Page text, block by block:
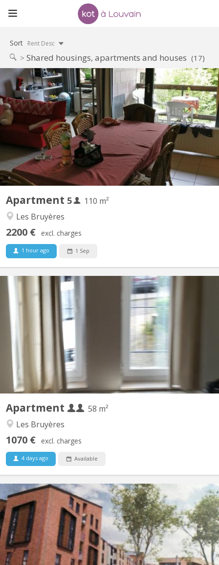
Sort Rent Desc
Shared housings, apartments and houses (17)
Apartment 5
110 m²
Les Bruyères
2200 € excl. charges
1 hour ago 1 Sep
KV 1793
Appartement meublé 5 chambres Quartier des Bruyères, à 1348
Louvain-la-Neuve, à 150 m de la Place Montesquieu (proximité
centre et facilités). Appartement de 110 m2 pour 5 étudiant(e)s
solidaires, non-fumeurs : 5 chambres, hall, cuisine équipée,
remise, salle de bain avec WC, terrasse, salle...
Apartment
58 m²
Les Bruyères
1070 € excl. charges
4 days ago Available
Appartement tout confort aux Bruyères composé de : - Grande
chambre séparée et une autre pièce/bureau ou ch. avec meubles
à disposition. - Salon et Sam meublés, - WC séparé avec lave-
mains, tablette et miroir - Cuisine équipée avec grand four
électrique, 4 taques électrique Indiction, frigo,...
KV 1459
Furnished 1-bedroom apartment, built in 2020, centrally located
in a new residential complex in Courbevoie with views of the
gardens. 3 minutes (250m) from the Esplanade supermarket.
SNCB train station (300m). Bus station 11 minutes (900m). E411
motorway at the parking lot exit. Living room with...